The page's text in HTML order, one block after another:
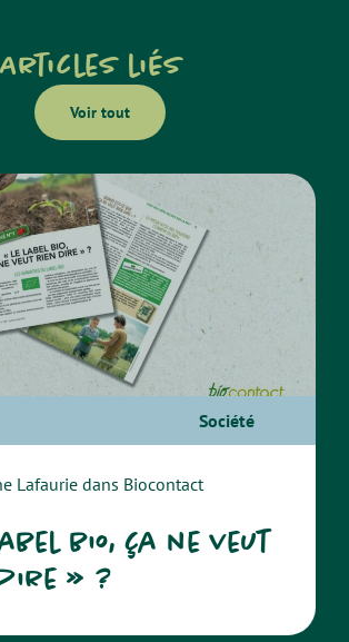
Articles liés
Voir tout
Société
Lafaurie dans Biocontact
bio, ça ne veut
» ?